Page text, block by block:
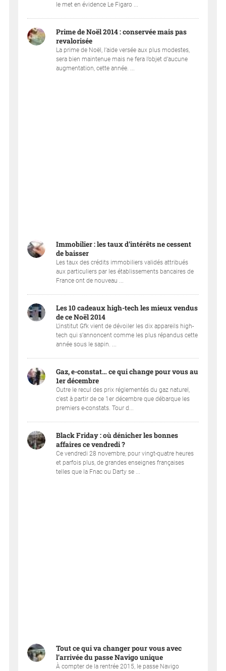
le met en évidence Le Figaro ...
Prime de Noël 2014 : conservée mais pas
revalorisée
La prime de Noël, l’aide versée aux plus modestes,
sera bien maintenue mais ne fera l’objet d’aucune
augmentation, cette année. ...
Immobilier : les taux d’intérêts ne cessent
de baisser
Les taux des crédits immobiliers validés attribués
aux particuliers par les établissements bancaires de
France ont de nouveau ...
Les 10 cadeaux high-tech les mieux vendus
de ce Noël 2014
L’institut Gfk vient de dévoiler les dix appareils high-
tech qui s’annoncent comme les plus répandus cette
année sous le sapin. ...
Gaz, e-constat… ce qui change pour vous au
1er décembre
Outre le recul des prix réglementés du gaz naturel,
c’est à partir de ce 1er décembre que débarque les
premiers e-constats. Tour d...
Black Friday : où dénicher les bonnes
affaires ce vendredi ?
Ce vendredi 28 novembre, pour vingt-quatre heures
et parfois plus, de grandes enseignes françaises
telles que la Fnac ou Darty se ...
Tout ce qui va changer pour vous avec
l’arrivée du passe Navigo unique
À compter de la rentrée 2015, le passe Navigo